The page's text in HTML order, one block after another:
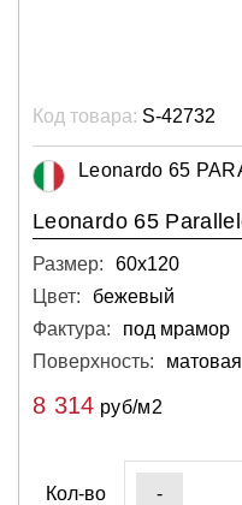
Код товара: S-42732
Leonardo 65
Leonardo 65
Размер:
60х120
Цвет:
бежевый
Фактура:
под мрамор
Поверхность:
матовая
8 314 руб/м2
Кол-во -